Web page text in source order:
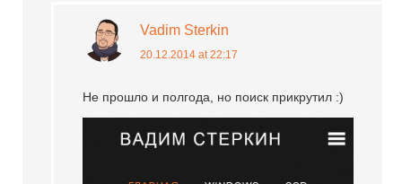
Vadim Sterkin
20.12.2014 at 22:17
Не прошло и полгода, но поиск прикрутил :)